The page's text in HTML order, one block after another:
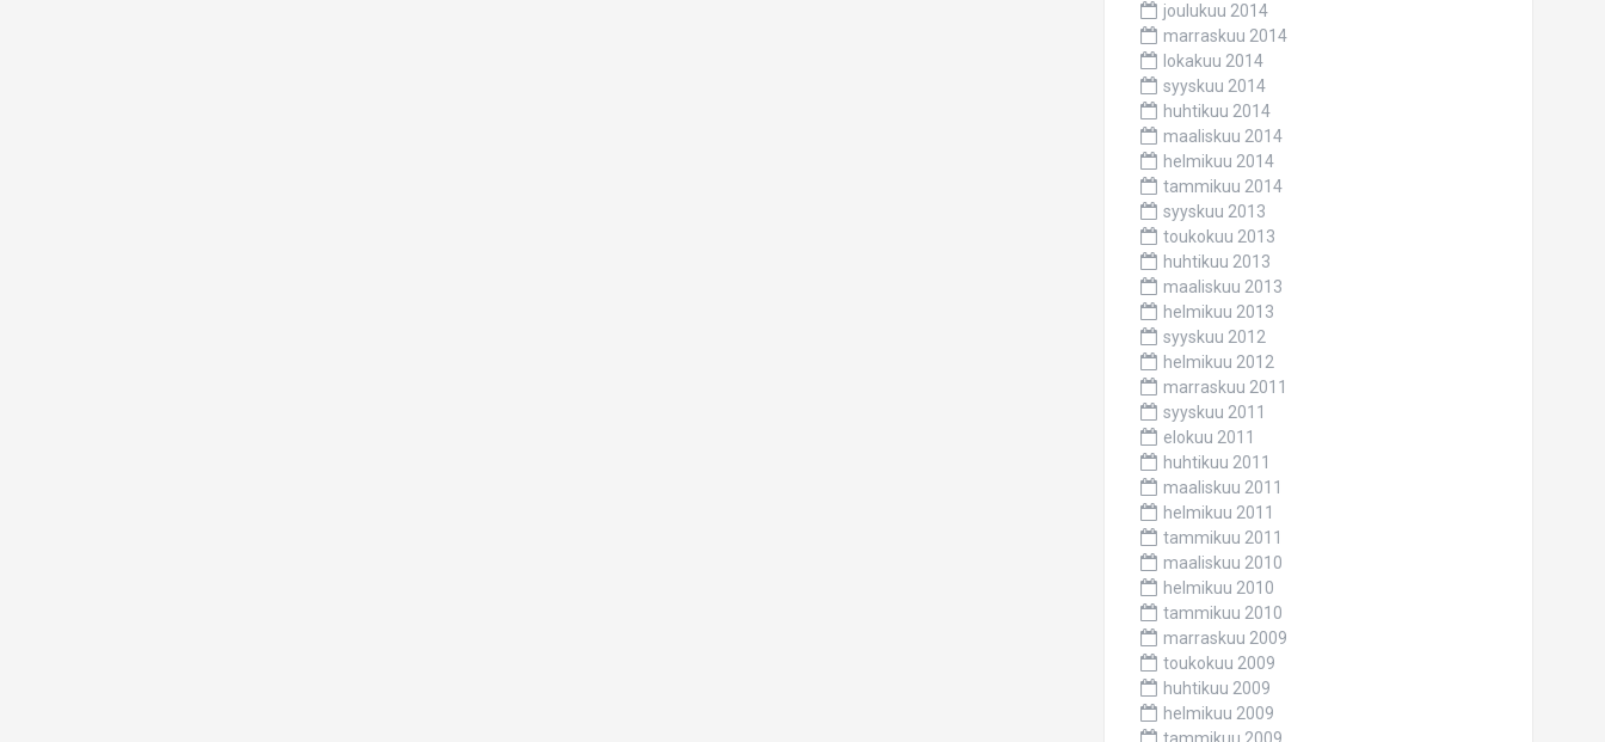
joulukuu 2014
marraskuu 2014
lokakuu 2014
syyskuu 2014
huhtikuu 2014
maaliskuu 2014
helmikuu 2014
tammikuu 2014
syyskuu 2013
toukokuu 2013
huhtikuu 2013
maaliskuu 2013
helmikuu 2013
syyskuu 2012
helmikuu 2012
marraskuu 2011
syyskuu 2011
elokuu 2011
huhtikuu 2011
maaliskuu 2011
helmikuu 2011
tammikuu 2011
maaliskuu 2010
helmikuu 2010
tammikuu 2010
marraskuu 2009
toukokuu 2009
huhtikuu 2009
helmikuu 2009